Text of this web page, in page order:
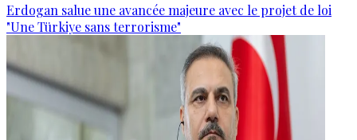
Erdogan salue une avancée majeure avec le projet de loi
"Une Türkiye sans terrorisme"